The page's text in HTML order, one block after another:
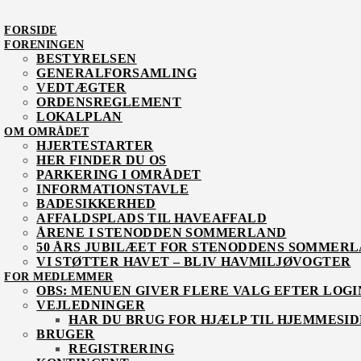
FORSIDE
FORENINGEN
BESTYRELSEN
GENERALFORSAMLING
VEDTÆGTER
ORDENSREGLEMENT
LOKALPLAN
OM OMRÅDET
HJERTESTARTER
HER FINDER DU OS
PARKERING I OMRÅDET
INFORMATIONSTAVLE
BADESIKKERHED
AFFALDSPLADS TIL HAVEAFFALD
ÅRENE I STENODDEN SOMMERLAND
50 ÅRS JUBILÆET FOR STENODDENS
VI STØTTER HAVET – BLIV HAVMILJØVOGTER
FOR MEDLEMMER
OBS: MENUEN GIVER FLERE VALG EFTER
VEJLEDNINGER
HAR DU BRUG FOR HJÆLP TIL
BRUGER
REGISTRERING